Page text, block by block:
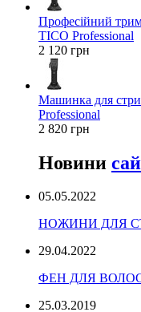
Професійний
TICO Professional
2 120 грн
Машинка для
Professional
2 820 грн
Новини
05.05.2022
НОЖИНИ ДЛЯ
29.04.2022
ФЕН ДЛЯ
25.03.2019